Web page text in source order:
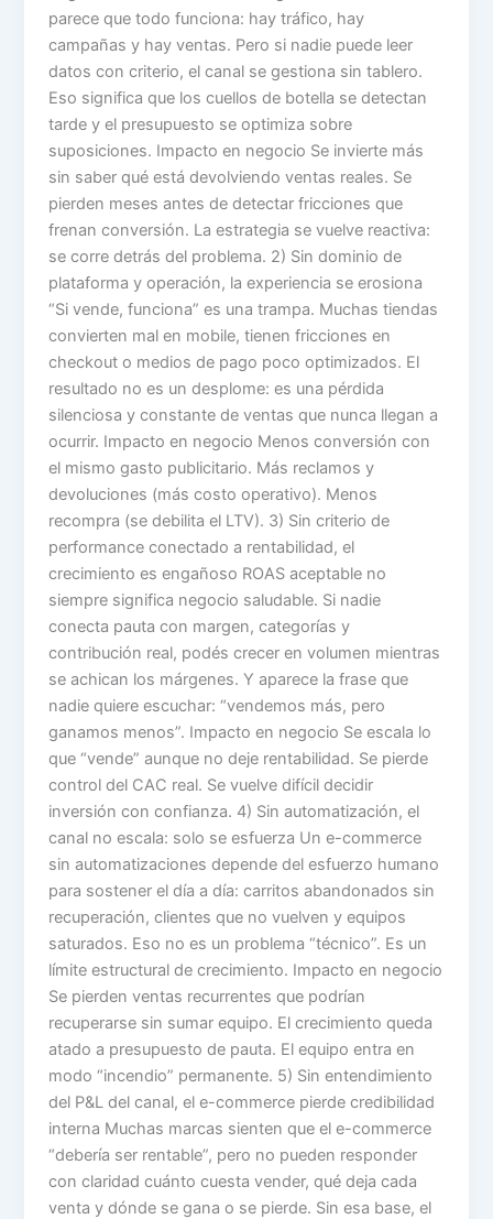
parece que todo funciona: hay tráfico, hay
campañas y hay ventas. Pero si nadie puede leer
datos con criterio, el canal se gestiona sin tablero.
Eso significa que los cuellos de botella se detectan
tarde y el presupuesto se optimiza sobre
suposiciones. Impacto en negocio Se invierte más
sin saber qué está devolviendo ventas reales. Se
pierden meses antes de detectar fricciones que
frenan conversión. La estrategia se vuelve reactiva:
se corre detrás del problema. 2) Sin dominio de
plataforma y operación, la experiencia se erosiona
“Si vende, funciona” es una trampa. Muchas tiendas
convierten mal en mobile, tienen fricciones en
checkout o medios de pago poco optimizados. El
resultado no es un desplome: es una pérdida
silenciosa y constante de ventas que nunca llegan a
ocurrir. Impacto en negocio Menos conversión con
el mismo gasto publicitario. Más reclamos y
devoluciones (más costo operativo). Menos
recompra (se debilita el LTV). 3) Sin criterio de
performance conectado a rentabilidad, el
crecimiento es engañoso ROAS aceptable no
siempre significa negocio saludable. Si nadie
conecta pauta con margen, categorías y
contribución real, podés crecer en volumen mientras
se achican los márgenes. Y aparece la frase que
nadie quiere escuchar: “vendemos más, pero
ganamos menos”. Impacto en negocio Se escala lo
que “vende” aunque no deje rentabilidad. Se pierde
control del CAC real. Se vuelve difícil decidir
inversión con confianza. 4) Sin automatización, el
canal no escala: solo se esfuerza Un e-commerce
sin automatizaciones depende del esfuerzo humano
para sostener el día a día: carritos abandonados sin
recuperación, clientes que no vuelven y equipos
saturados. Eso no es un problema “técnico”. Es un
límite estructural de crecimiento. Impacto en negocio
Se pierden ventas recurrentes que podrían
recuperarse sin sumar equipo. El crecimiento queda
atado a presupuesto de pauta. El equipo entra en
modo “incendio” permanente. 5) Sin entendimiento
del P&L del canal, el e-commerce pierde credibilidad
interna Muchas marcas sienten que el e-commerce
“debería ser rentable”, pero no pueden responder
con claridad cuánto cuesta vender, qué deja cada
venta y dónde se gana o se pierde. Sin esa base, el